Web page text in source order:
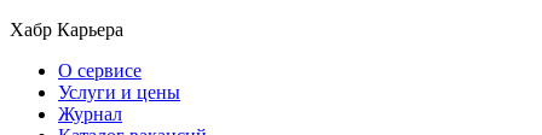
Хабр Карьера
О сервисе
Услуги и цены
Журнал